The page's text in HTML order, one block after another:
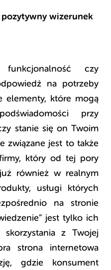
wizerunek
czy
na potrzeby
elementy, które mogą
przy
stanie się on Twoim
związane jest to także
który od tej pory
również w realnym
usługi których
na stronie
jest tylko ich
z Twojej
strona internetowa
gdzie konsument